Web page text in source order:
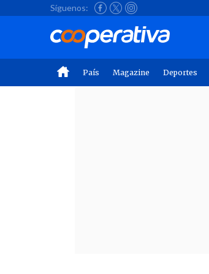
Síguenos:
País Magazine Deportes